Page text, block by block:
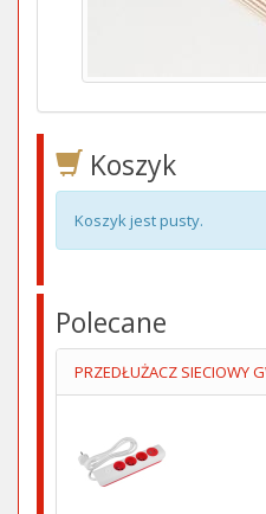
Koszyk
Koszyk jest pusty.
Polecane